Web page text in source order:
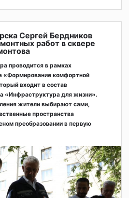
Сергей Бердников
работ в сквере
проводится в рамках
«Формирование комфортной
входит в состав
«Инфраструктура для жизни».
жители выбирают сами,
пространства
преобразовании в первую